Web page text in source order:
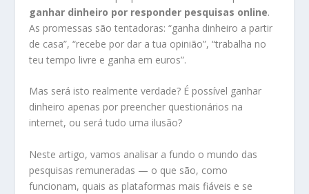
ganhar dinheiro por responder pesquisas online.
As promessas são tentadoras: “ganha dinheiro a partir
de casa”, “recebe por dar a tua opinião”, “trabalha no
teu tempo livre e ganha em euros”.
Mas será isto realmente verdade? É possível ganhar
dinheiro apenas por preencher questionários na
internet, ou será tudo uma ilusão?
Neste artigo, vamos analisar a fundo o mundo das
pesquisas remuneradas — o que são, como
funcionam, quais as plataformas mais fiáveis e se